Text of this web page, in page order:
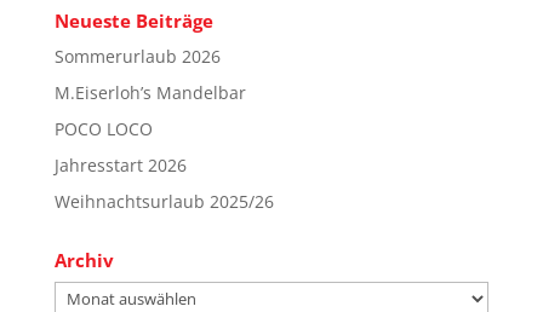
Neueste Beiträge
Sommerurlaub 2026
M.Eiserloh’s Mandelbar
POCO LOCO
Jahresstart 2026
Weihnachtsurlaub 2025/26
Archiv
Archiv